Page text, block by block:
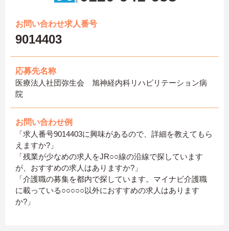
お問い合わせ求人番号
9014403
応募先名称
医療法人社団弥生会 旭神経内科リハビリテーション病
院
お問い合わせ例
「求人番号9014403に興味があるので、詳細を教えてもら
えますか?」
「残業が少なめの求人をJR○○線の沿線で探しています
が、おすすめの求人はありますか?」
「介護職の募集を都内で探しています。マイナビ介護職
に載っている○○○○○以外におすすめの求人はあります
か?」